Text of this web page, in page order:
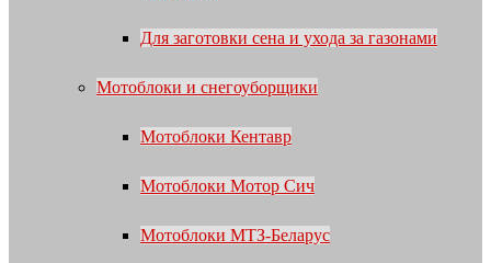
Для заготовки сена и ухода за газонами
Мотоблоки и снегоуборщики
Мотоблоки Кентавр
Мотоблоки Мотор Сич
Мотоблоки МТЗ-Беларус